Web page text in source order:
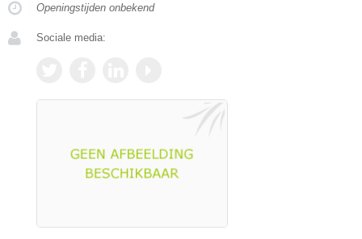
Openingstijden onbekend
Sociale media: